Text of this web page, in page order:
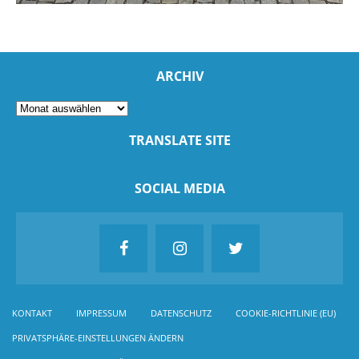
ARCHIV
TRANSLATE SITE
SOCIAL MEDIA
KONTAKT IMPRESSUM DATENSCHUTZ COOKIE-RICHTLINIE (EU)
PRIVATSPHÄRE-EINSTELLUNGEN ÄNDERN